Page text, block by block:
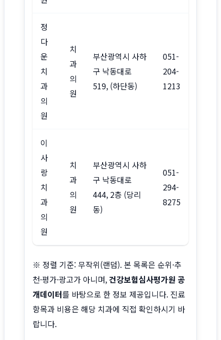
정
다
운
치
과
의
원
치
과
의
원
부산광역시 사하
구 낙동대로
519, (하단동)
051-
204-
1213
이
사
랑
치
과
의
원
치
과
의
원
부산광역시 사하
구 낙동대로
444, 2층 (당리
동)
051-
294-
8275
※ 정렬 기준: 무작위(랜덤). 본 목록은 순위·추
천·평가·광고가 아니며,건강보험심사평가원 공
개데이터를 바탕으로 한 정보 제공입니다. 진료
항목과 비용은 해당 치과에 직접 확인하시기 바
랍니다.